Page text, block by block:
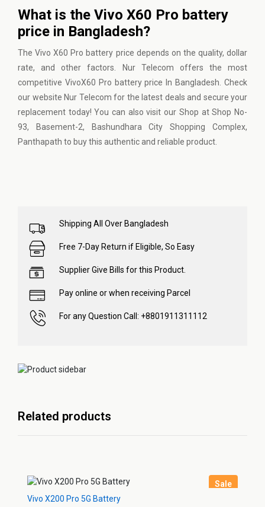
What is the Vivo X60 Pro battery
price in Bangladesh?
The Vivo X60 Pro battery price depends on the quality, dollar
rate, and other factors. Nur Telecom offers the most
competitive VivoX60 Pro battery price In Bangladesh. Check
our website Nur Telecom for the latest deals and secure your
replacement today! You can also visit our Shop at Shop No-
93, Basement-2, Bashundhara City Shopping Complex,
Panthapath to buy this authentic and reliable product.
Shipping All Over Bangladesh
Free 7-Day Return if Eligible, So Easy
Supplier Give Bills for this Product.
Pay online or when receiving Parcel
For any Question Call: +8801911311112
Related products
Sale
Vivo X200 Pro 5G Battery